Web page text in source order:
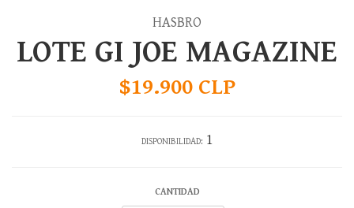
HASBRO
LOTE GI JOE MAGAZINE
$19.900 CLP
DISPONIBILIDAD: 1
CANTIDAD